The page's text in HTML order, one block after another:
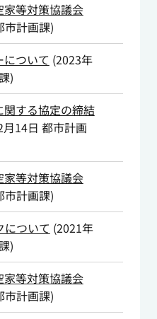
等対策協議会
市計画課)
ついて (2023年
)
する協定の締結
14日 都市計画
等対策協議会
市計画課)
ついて (2021年
)
等対策協議会
市計画課)